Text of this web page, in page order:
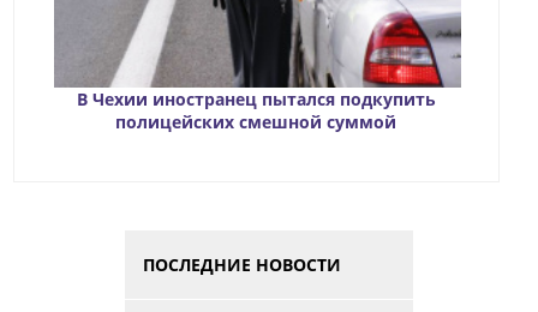
В Чехии иностранец пытался подкупить
полицейских смешной суммой
ПОСЛЕДНИЕ НОВОСТИ